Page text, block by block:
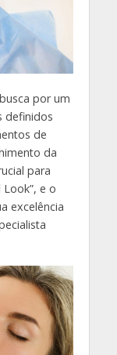
por um
definidos
de
da
para
e o
excelência